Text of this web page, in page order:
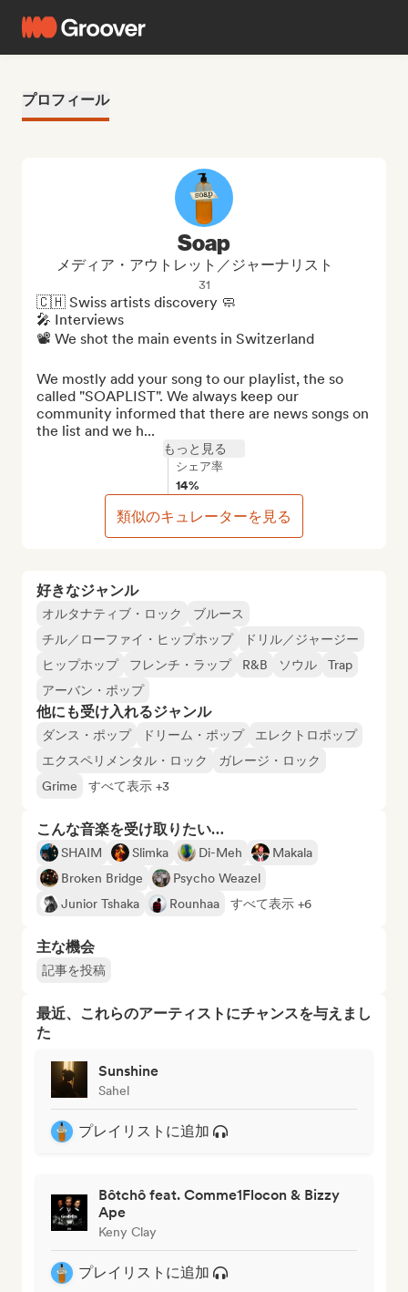
プロフィール
好きなジャンル
オルタナティブ・ロック
ブルース
チル／ローファイ・ヒップホップ
ドリル／ジャージー
ヒップホップ
フレンチ・ラップ R&B ソウル
Trap
アーバン・ポップ
他にも受け入れるジャンル
ダンス・ポップ ドリーム・ポップ
エレクトロポップ
エクスペリメンタル・ロック
ガレージ・ロック
Grime
すべて表示 +3
こんな音楽を受け取りたい…
SHAIM Slimka Di-Meh
Makala
Broken Bridge
Psycho Weazel
Junior Tshaka
Rounhaa すべて表示 +6
主な機会
記事を投稿
最近、これらのアーティストにチャンスを与えまし
た
Sunshine
Sahel
プレイリストに追加
Bôtchô feat. Comme1Flocon & Bizzy
Ape
Keny Clay
プレイリストに追加
Soap
メディア・アウトレット／ジャーナリスト
31
🇨🇭 Swiss artists discovery 🧼
🎤 Interviews
📽 We shot the main events in Switzerland
We mostly add your song to our playlist, the so
called "SOAPLIST". We always keep our
community informed that there are news songs on
the list and we h...
もっと見る
シェア率
14%
類似のキュレーターを見る